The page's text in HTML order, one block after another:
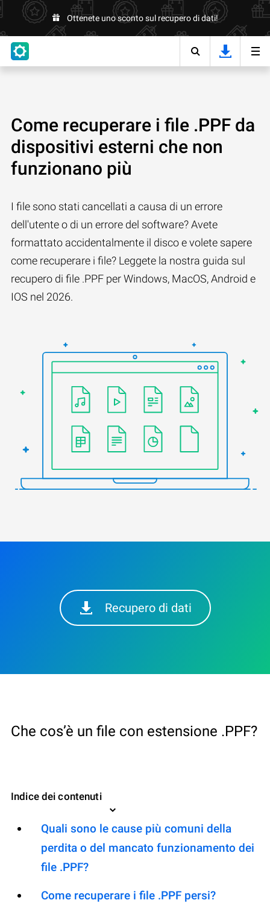
Ottenete uno sconto sul recupero di dati!
Come recuperare i file .PPF da
dispositivi esterni che non
funzionano più
I file sono stati cancellati a causa di un errore
dell'utente o di un errore del software? Avete
formattato accidentalmente il disco e volete sapere
come recuperare i file? Leggete la nostra guida sul
recupero di file .PPF per Windows, MacOS, Android e
IOS nel 2026.
Recupero di dati
Che cos’è un file con estensione .PPF?
Indice dei contenuti
Quali sono le cause più comuni della
perdita o del mancato funzionamento dei
file .PPF?
Come recuperare i file .PPF persi?